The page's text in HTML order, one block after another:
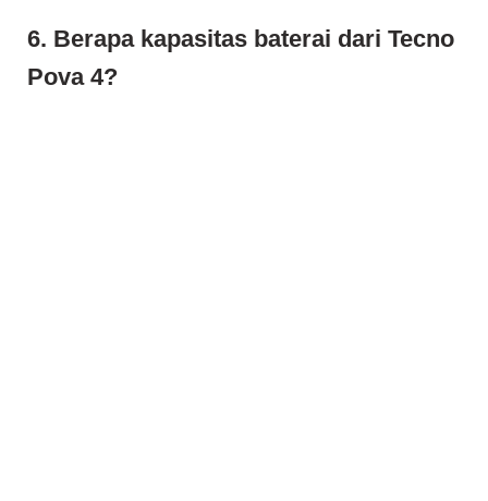
6. Berapa kapasitas baterai dari Tecno
Pova 4?